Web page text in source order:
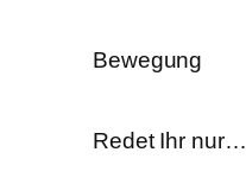
Bewegung
Redet Ihr nur…